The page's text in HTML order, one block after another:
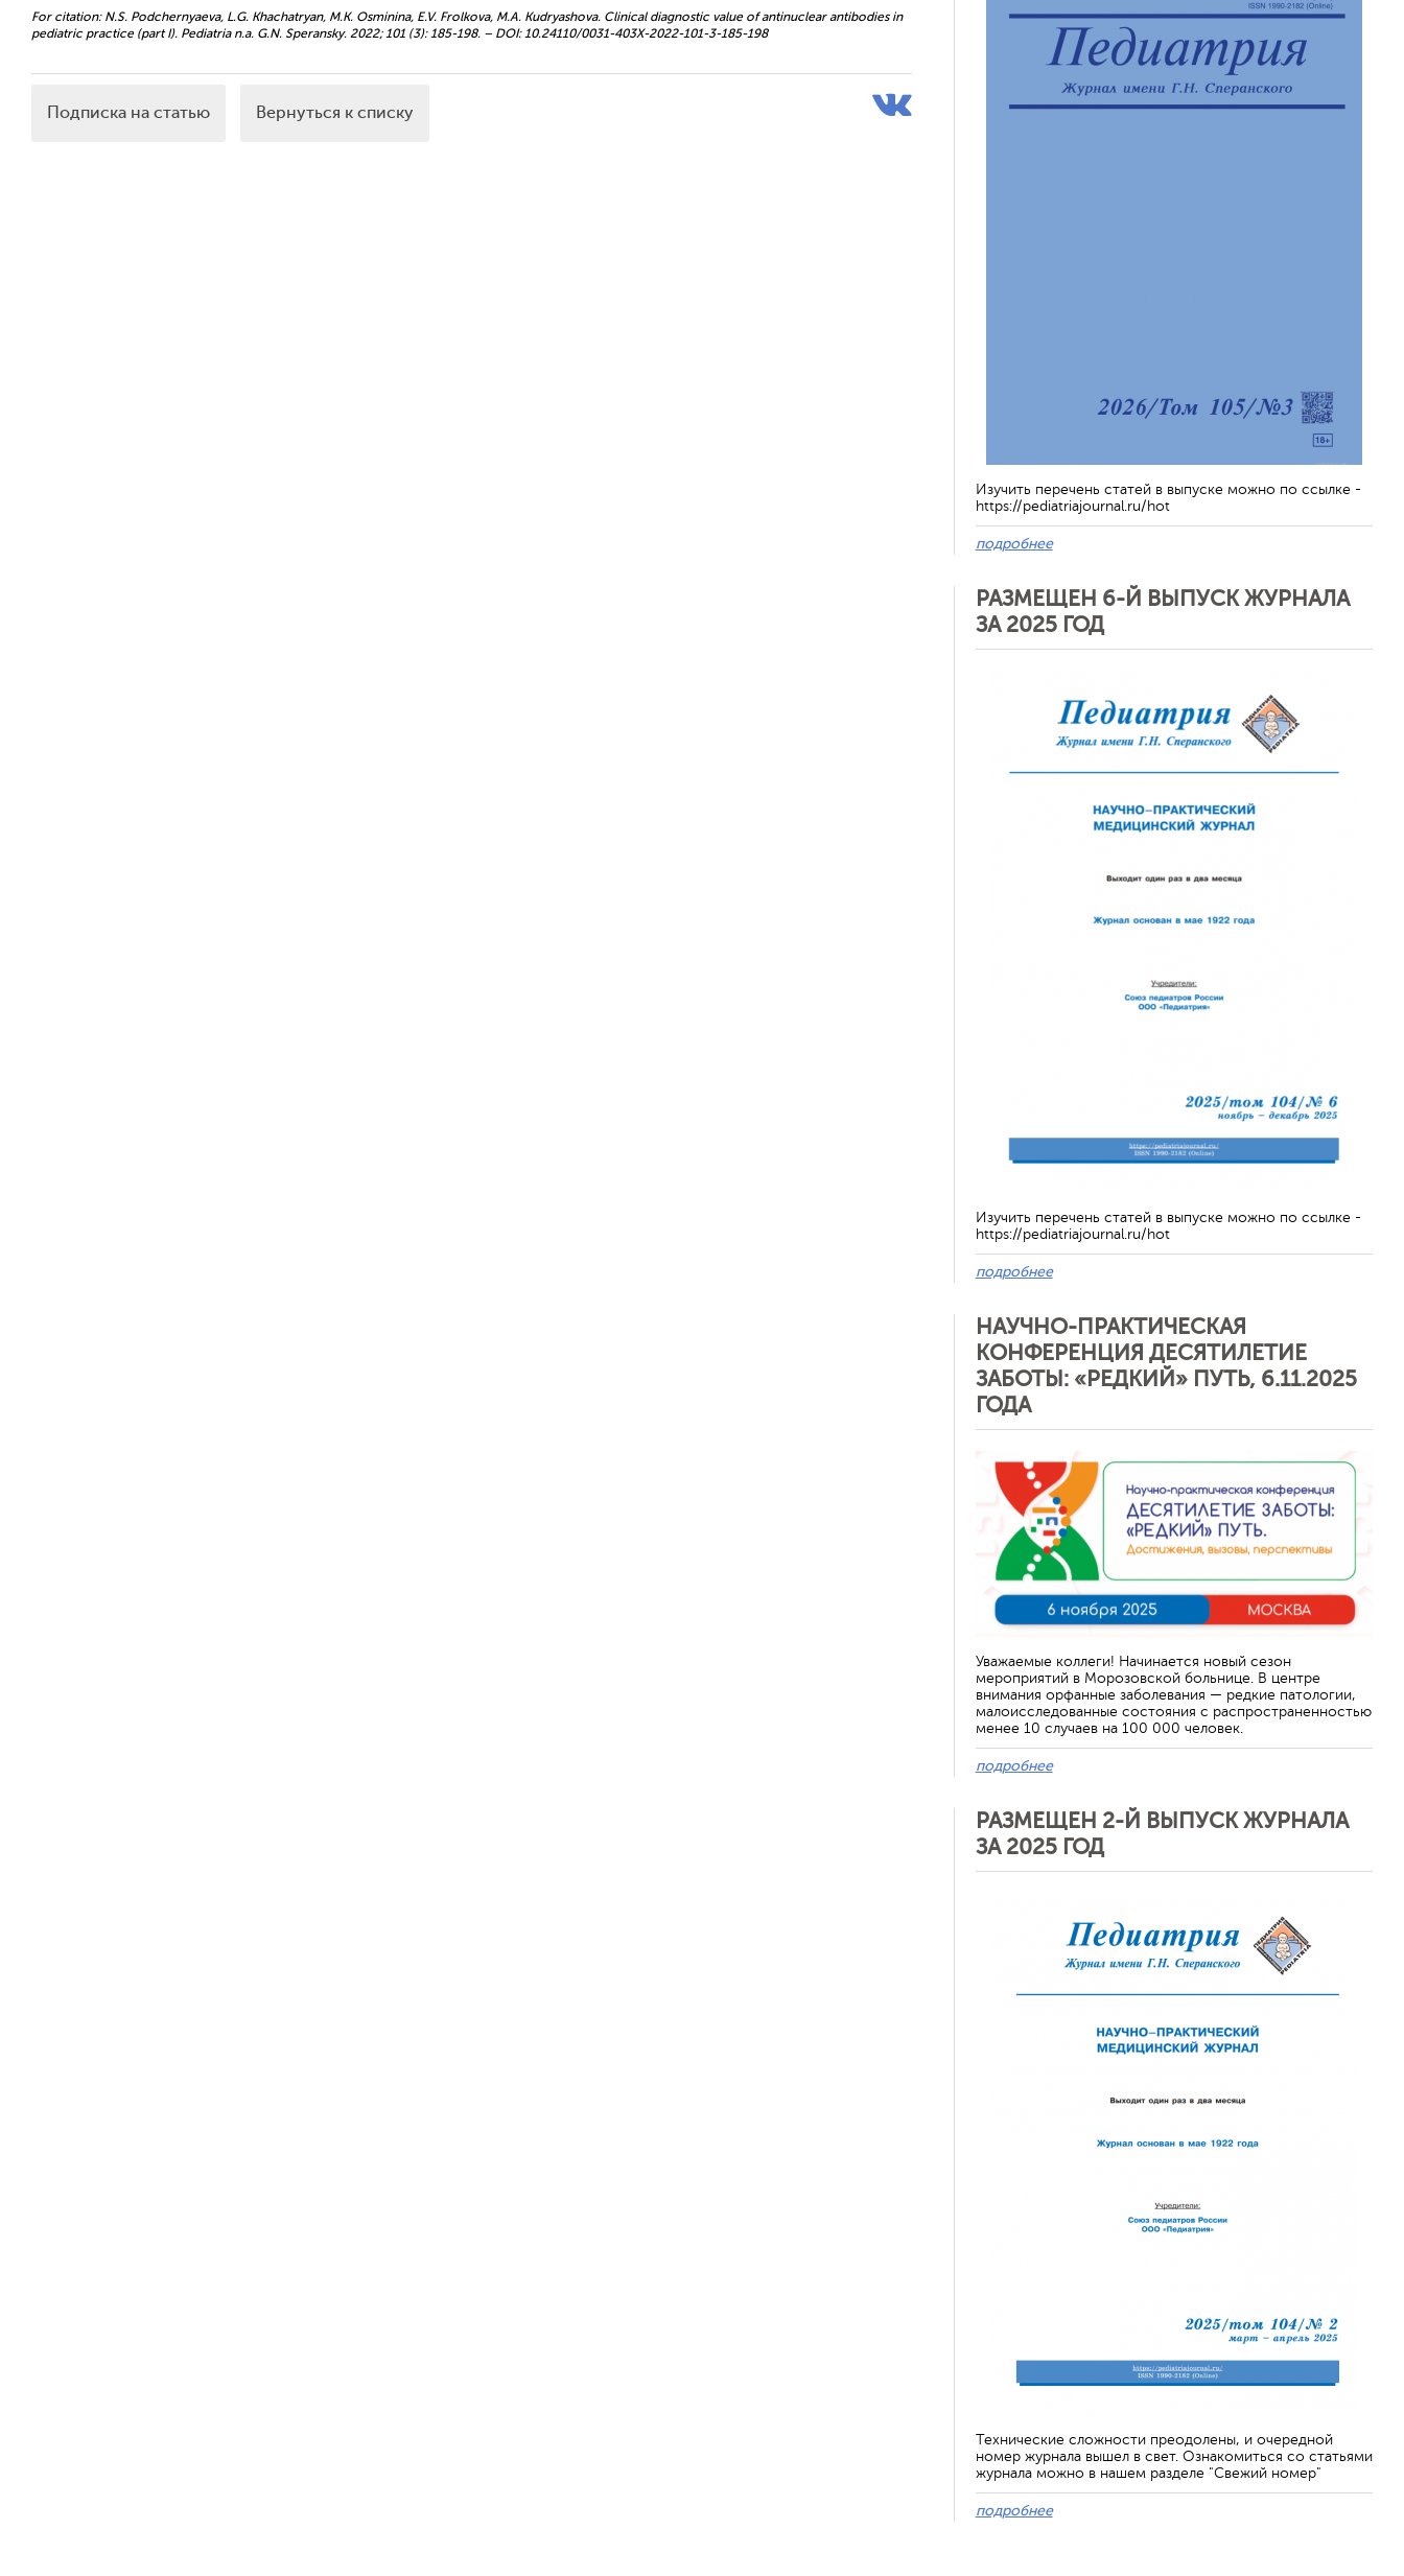
For citation: N.S. Podchernyaeva, L.G. Khachatryan, M.K. Osminina, E.V. Frolkova, M.A. Kudryashova. Clinical diagnostic value of antinuclear antibodies in
pediatric practice (part I). Pediatria n.a. G.N. Speransky. 2022; 101 (3): 185-198. – DOI: 10.24110/0031-403X-2022-101-3-185-198
Подписка на статью Вернуться к списку
Изучить перечень статей в выпуске можно по ссылке -
https://pediatriajournal.ru/hot
подробнее
РАЗМЕЩЕН 6-Й ВЫПУСК ЖУРНАЛА
ЗА 2025 ГОД
Изучить перечень статей в выпуске можно по ссылке -
https://pediatriajournal.ru/hot
подробнее
НАУЧНО-ПРАКТИЧЕСКАЯ
КОНФЕРЕНЦИЯ ДЕСЯТИЛЕТИЕ
ЗАБОТЫ: «РЕДКИЙ» ПУТЬ, 6.11.2025
ГОДА
Уважаемые коллеги! Начинается новый сезон
мероприятий в Морозовской больнице. В центре
внимания орфанные заболевания — редкие патологии,
малоисследованные состояния с распространенностью
менее 10 случаев на 100 000 человек.
подробнее
РАЗМЕЩЕН 2-Й ВЫПУСК ЖУРНАЛА
ЗА 2025 ГОД
Технические сложности преодолены, и очередной
номер журнала вышел в свет. Ознакомиться со статьями
журнала можно в нашем разделе "Свежий номер"
подробнее
Отменить